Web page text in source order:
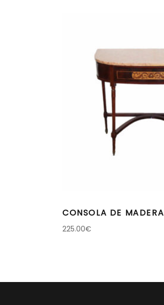
CONSOLA DE MADERA
225.00€